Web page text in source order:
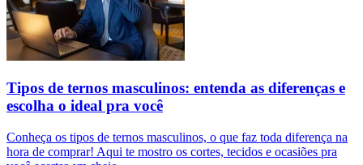
Tipos de ternos masculinos: entenda as diferenças e
escolha o ideal pra você
Conheça os tipos de ternos masculinos, o que faz toda diferença na
hora de comprar! Aqui te mostro os cortes, tecidos e ocasiões pra